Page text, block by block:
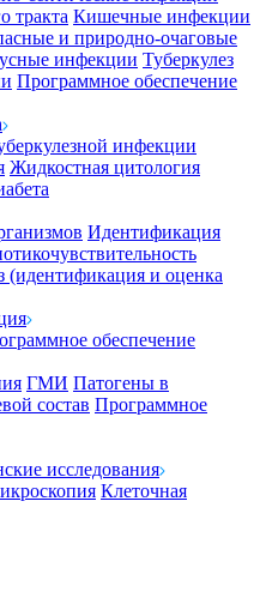
тракта Кишечные инфекции
и природно-очаговые
инфекции Туберкулез
Программное обеспечение
инфекции
Жидкостная цитология
Идентификация
и оценка
обеспечение
ГМИ Патогены в
состав Программное
исследования
Клеточная